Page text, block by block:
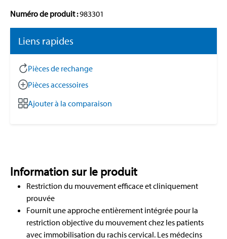
Numéro de produit :983301
Liens rapides
Pièces de rechange
Pièces accessoires
Ajouter à la comparaison
Information sur le produit
Restriction du mouvement efficace et cliniquement
prouvée
Fournit une approche entièrement intégrée pour la
restriction objective du mouvement chez les patients
avec immobilisation du rachis cervical. Les médecins